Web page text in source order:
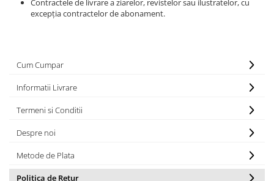
excepția contractelor de abonament.
Cum Cumpar
Informatii Livrare
Termeni si Conditii
Despre noi
Metode de Plata
Politica de Retur